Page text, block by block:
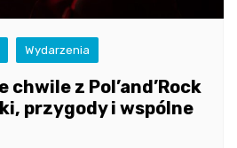
Wydarzenia
chwile z Pol’and’Rock
przygody i wspólne